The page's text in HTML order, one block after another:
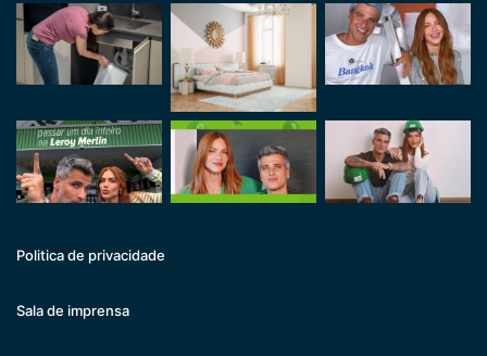
Politica de privacidade
Sala de imprensa